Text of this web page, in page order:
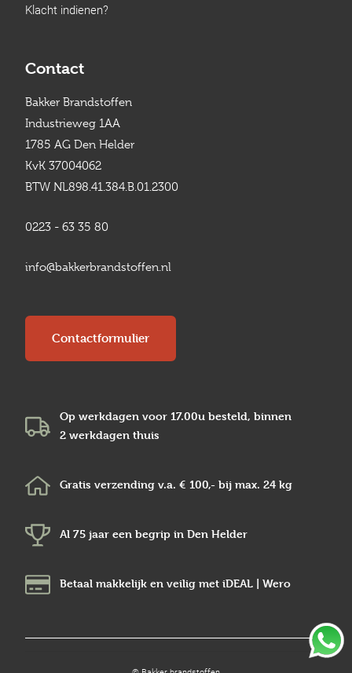
Klacht indienen?
Contact
Bakker Brandstoffen
Industrieweg 1AA
1785 AG Den Helder
KvK 37004062
BTW NL898.41.384.B.01.2300
0223 - 63 35 80
info@bakkerbrandstoffen.nl
Contactformulier
Op werkdagen voor 17.00u besteld, binnen
2 werkdagen thuis
Gratis verzending v.a. € 100,- bij max. 24 kg
Al 75 jaar een begrip in Den Helder
Betaal makkelijk en veilig met iDEAL | Wero